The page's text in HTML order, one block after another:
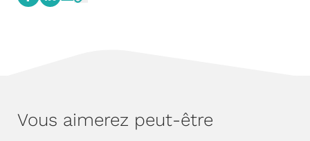
Vous aimerez peut-être